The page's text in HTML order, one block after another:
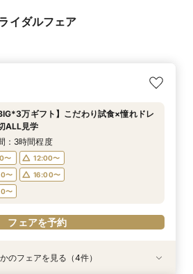
イダルフェア
万ギフト】こだわり試食×憧れドレ
ALL見学
：3時間程度
〜
12:00〜
〜
16:00〜
〜
フェアを予約
のフェアを見る（4件）